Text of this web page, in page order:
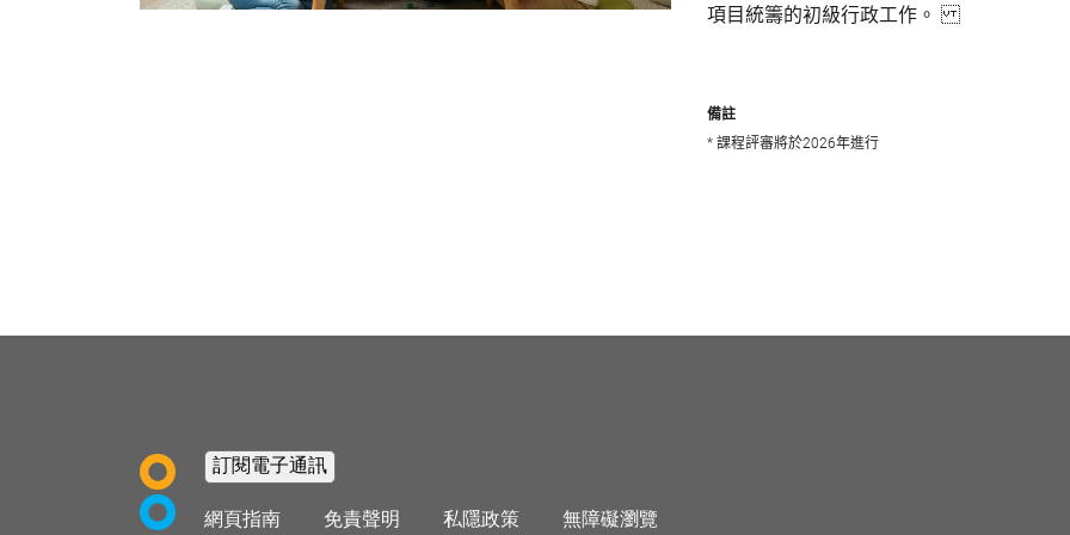
項目統籌的初級行政工作。
備註
* 課程評審將於2026年進行
網頁指南 免責聲明 私隱政策 無障礙瀏覽